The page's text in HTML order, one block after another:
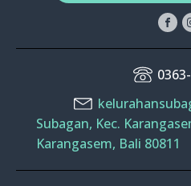
Subagan, Kec.
Karangasem, Bali 80811